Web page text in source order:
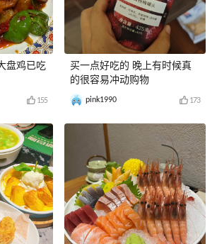
盘鸡已吃
155
买一点好吃的 晚上有时候真
的很容易冲动购物
pink1990 173